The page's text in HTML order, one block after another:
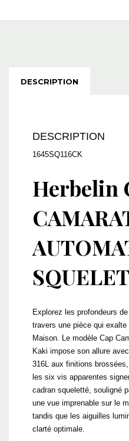
DESCRIPTION
DESCRIPTION
1645SQ116CK
Herbelin
Explorez les profondeurs
travers une pièce qui exalte
Maison. Le modèle Cap
Kaki impose son allure
316L aux finitions
les six vis apparentes
cadran squeletté, souligné
une vue imprenable sur le
tandis que les aiguilles
clarté optimale.